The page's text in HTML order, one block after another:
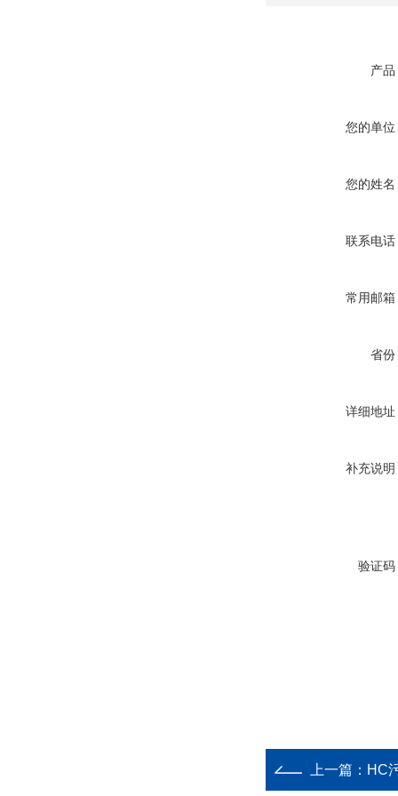
产品
您的单位
您的姓名
联系电话
常用邮箱
省份
详细地址
补充说明
验证码
上一篇： HC